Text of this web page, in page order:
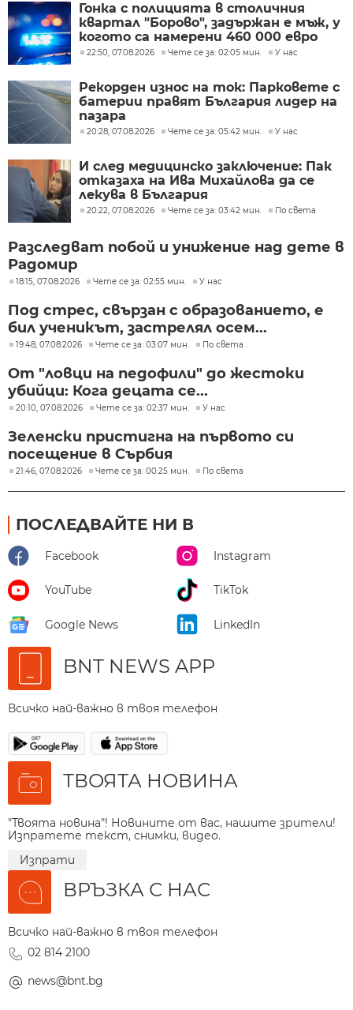
Гонка с полицията в столичния
квартал "Борово", задържан е мъж, у
когото са намерени 460 000 евро
22:50, 07.08.2026 Чете се за: 02:05 мин. У нас
Рекорден износ на ток: Парковете с
батерии правят България лидер на
пазара
20:28, 07.08.2026 Чете се за: 05:42 мин. У нас
И след медицинско заключение: Пак
отказаха на Ива Михайлова да се
лекува в България
20:22, 07.08.2026 Чете се за: 03:42 мин. По света
Разследват побой и унижение над дете в
Радомир
18:15, 07.08.2026 Чете се за: 02:55 мин. У нас
Под стрес, свързан с образованието, е
бил ученикът, застрелял осем...
19:48, 07.08.2026 Чете се за: 03:07 мин. По света
От "ловци на педофили" до жестоки
убийци: Кога децата се...
20:10, 07.08.2026 Чете се за: 02:37 мин. У нас
Зеленски пристигна на първото си
посещение в Сърбия
21:46, 07.08.2026 Чете се за: 00:25 мин. По света
ПОСЛЕДВАЙТЕ НИ В
Facebook Instagram
YouTube TikTok
Google News LinkedIn
BNT NEWS APP
Всичко най-важно в твоя телефон
ТВОЯТА НОВИНА
"Твоята новина"! Новините от вас, нашите зрители!
Изпратете текст, снимки, видео.
Изпрати
ВРЪЗКА С НАС
Всичко най-важно в твоя телефон
02 814 2100
news@bnt.bg